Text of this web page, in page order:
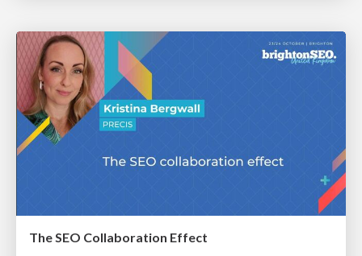
The SEO Collaboration Effect